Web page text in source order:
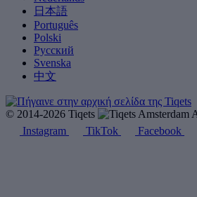
日本語
Português
Polski
Русский
Svenska
中文
© 2014-2026 Tiqets
Instagram
TikTok Facebook